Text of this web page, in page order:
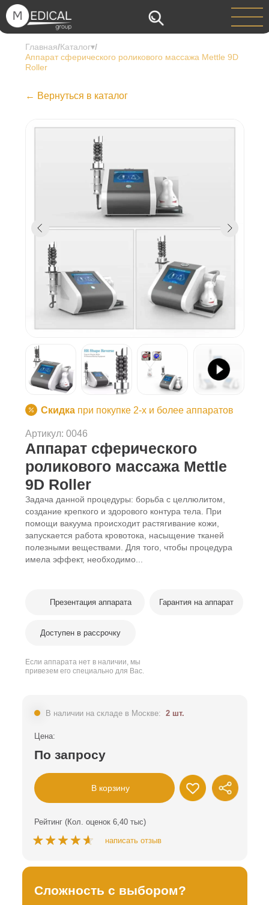
Главная/Каталог▾/
Аппарат сферического роликового массажа Mettle 9D
Roller
← Вернуться в каталог
Скидкапри покупке 2-х и более аппаратов
Артикул: 0046
Аппарат сферического
роликового массажа Mettle
9D Roller
Задача данной процедуры: борьба с целлюлитом,
создание крепкого и здорового контура тела. При
помощи вакуума происходит растягивание кожи,
запускается работа кровотока, насыщение тканей
полезными веществами. Для того, чтобы процедура
имела эффект, необходимо...
Сложность с выбором?
Если аппарата нет в наличии, мы
привезем его специально для Вас.
Доступен в рассрочку
Гарантия на аппарат
Презентация аппарата
написать отзыв
Рейтинг (Кол. оценок 6,40 тыс)
В наличии на складе в Москве: 2 шт.
В корзину
Цена:
По запросу